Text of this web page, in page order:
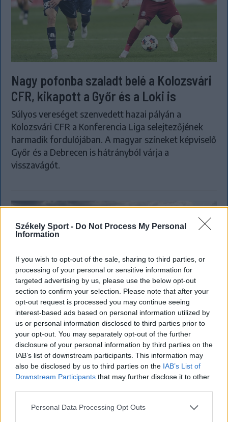
Székely Sport - Do Not Process My Personal
Information
If you wish to opt-out of the sale, sharing to third parties, or
processing of your personal or sensitive information for
targeted advertising by us, please use the below opt-out
section to confirm your selection. Please note that after your
opt-out request is processed you may continue seeing
interest-based ads based on personal information utilized by
us or personal information disclosed to third parties prior to
your opt-out. You may separately opt-out of the further
disclosure of your personal information by third parties on the
IAB’s list of downstream participants. This information may
also be disclosed by us to third parties on the IAB’s List of
Downstream Participants that may further disclose it to other
Personal Data Processing Opt Outs
Nagy pofonba szaladt belé a Kolozsvári
CFR, kikapott a Győr és a Loki is
Súlyos vereséget szenvedett hazai pályán a
Kolozsvári CFR a Konferencia Liga selejtezőjének
harmadik fordulójában. A magyar színeket képviselő
Győr és a Debrecen is hátrányból várja a
visszavágót.
SZÉKELYHON
Tömegverekedés lett a szűk
mezőgazdasági úti vitából Csatószegen
Kórházba szállítottak több embert, mezőgazdasági